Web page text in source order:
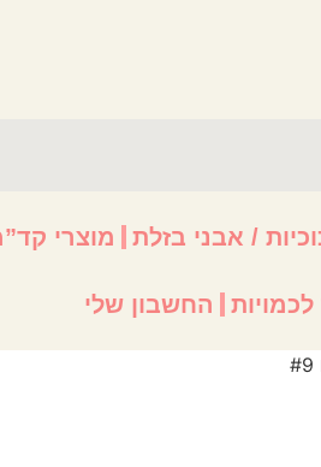
/ אבני בזלת מוצרי
החשבון שלי